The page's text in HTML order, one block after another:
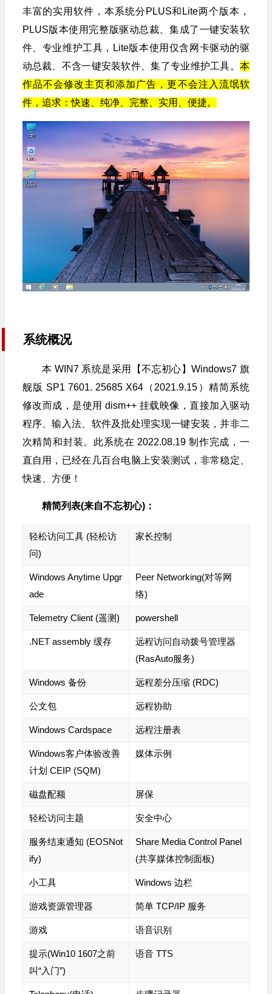
丰富的实用软件，本系统分PLUS和Lite两个版本，
PLUS版本使用完整版驱动总裁、集成了一键安装软
件、专业维护工具，Lite版本使用仅含网卡驱动的驱
动总裁、不含一键安装软件、集了专业维护工具。 本
作品不会修改主页和添加广告，更不会注入流氓软
件，追求：快速、纯净、完整、实用、便捷。
系统概况
本 WIN7 系统是采用【不忘初心】Windows7 旗
舰版 SP1 7601. 25685 X64（2021.9.15）精简系统
修改而成，是使用 dism++ 挂载映像，直接加入驱动
程序、输入法、软件及批处理实现一键安装，并非二
次精简和封装。此系统在 2022.08.19 制作完成，一
直自用，已经在几百台电脑上安装测试，非常稳定、
快速、方便！
精简列表(来自不忘初心)：
轻松访问工具 (轻松访
问)
家长控制
Windows Anytime Upgr
ade
Peer Networking(对等网
络)
Telemetry Client (遥测) powershell
.NET assembly 缓存
远程访问自动拨号管理器
(RasAuto服务)
Windows 备份 远程差分压缩 (RDC)
公文包 远程协助
Windows Cardspace 远程注册表
Windows客户体验改善
计划 CEIP (SQM)
媒体示例
磁盘配额 屏保
轻松访问主题 安全中心
服务结束通知 (EOSNot
ify)
Share Media Control Panel
(共享媒体控制面板)
小工具 Windows 边栏
游戏资源管理器 简单 TCP/IP 服务
游戏 语音识别
提示(Win10 1607之前
叫“入门”)
语音 TTS